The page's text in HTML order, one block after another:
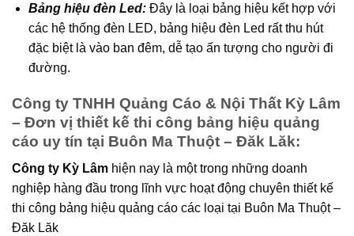
Bảng hiệu đèn Led: Đây là loại bảng hiệu kết hợp với
các hệ thống đèn LED, bảng hiệu đèn Led rất thu hút
đặc biệt là vào ban đêm, dễ tạo ấn tượng cho người đi
đường.
Công ty TNHH Quảng Cáo & Nội Thất Kỳ Lâm
– Đơn vị thiết kế thi công bảng hiệu quảng
cáo uy tín tại Buôn Ma Thuột – Đăk Lăk:
Công ty Kỳ Lâm hiện nay là một trong những doanh
nghiệp hàng đầu trong lĩnh vực hoạt động chuyên thiết kế
thi công bảng hiệu quảng cáo các loại tại Buôn Ma Thuột –
Đăk Lăk